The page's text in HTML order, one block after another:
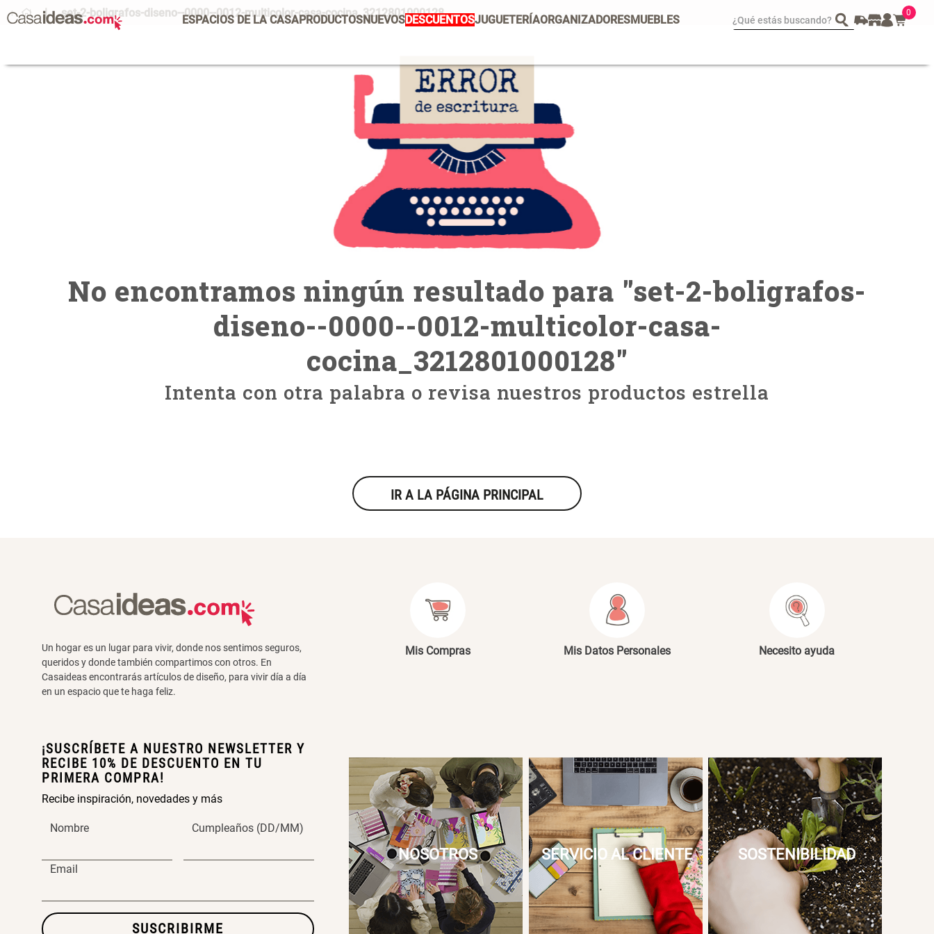
ESPACIOS DE LA CASAPRODUCTOSNUEVOSDESCUENTOSJUGUETERÍAORGANIZADORESMUEBLES ¿Qué estás buscando? 0
set-2-boligrafos-diseno--0000--0012-multicolor-casa-cocina_3212801000128
No encontramos ningún resultado para "set-2-boligrafos-
diseno--0000--0012-multicolor-casa-
cocina_3212801000128"
Intenta con otra palabra o revisa nuestros productos estrella
IR A LA PÁGINA PRINCIPAL
Un hogar es un lugar para vivir, donde nos sentimos seguros,
queridos y donde también compartimos con otros. En
Casaideas encontrarás artículos de diseño, para vivir día a día
en un espacio que te haga feliz.
¡SUSCRÍBETE A NUESTRO NEWSLETTER Y
RECIBE 10% DE DESCUENTO EN TU
PRIMERA COMPRA!
Recibe inspiración, novedades y más
Nombre Cumpleaños (DD/MM)
Email
SUSCRIBIRME
Mis Compras Mis Datos Personales Necesito ayuda
NOSOTROS SERVICIO AL CLIENTE SOSTENIBILIDAD
Vajilla
Tapete
Escurridor Platos
Cojin
Individuales
Cojines
Escurridor
Canasto
Cafe
Set 2 Potes de Silicona